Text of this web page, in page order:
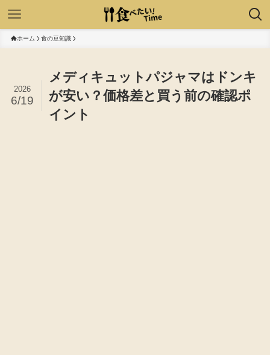
ホーム 食の豆知識
メディキュットパジャマはドンキ
が安い？価格差と買う前の確認ポ
イント
2026
6/19